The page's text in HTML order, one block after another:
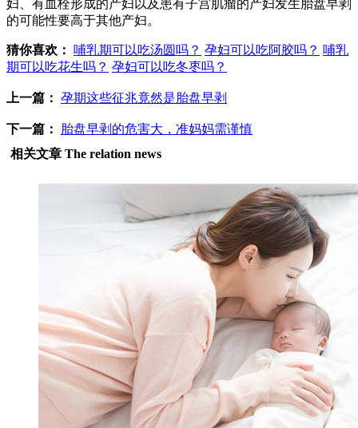
妇、有血栓形成的产妇以及患有子宫肌瘤的产妇发生胎盘早剥
的可能性要高于其他产妇。
猜你喜欢： 哺乳期可以吃汤圆吗？ 孕妇可以吃阿胶吗？ 哺乳
期可以吃花生吗？ 孕妇可以吃冬枣吗？
上一篇： 孕期这些征兆竟然是胎盘早剥
下一篇：
胎盘早剥的危害大，准妈妈需谨慎
相关文章 The relation news